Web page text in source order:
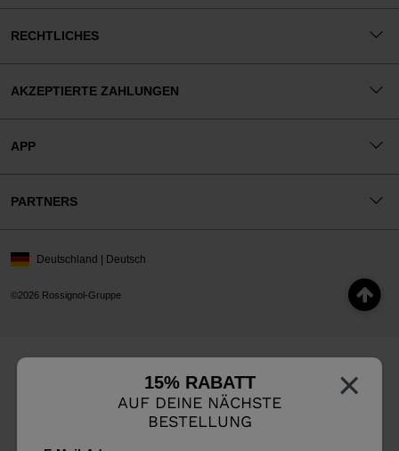
×
15% RABATT
AUF DEINE NÄCHSTE
BESTELLUNG
RECHTLICHES
AKZEPTIERTE ZAHLUNGEN
APP
PARTNERS
©2026 Rossignol-Gruppe
Deutschland | Deutsch